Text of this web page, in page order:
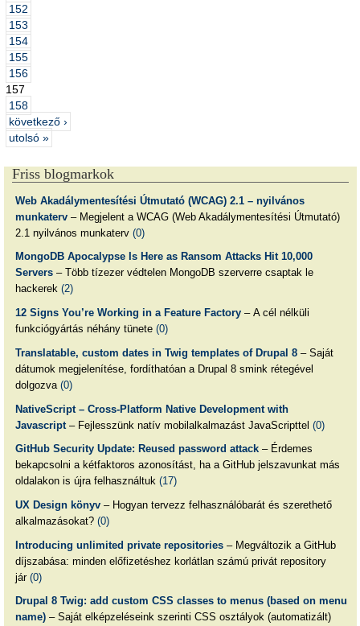
152
153
154
155
156
157
158
következő ›
utolsó »
Friss blogmarkok
Web Akadálymentesítési Útmutató (WCAG) 2.1 – nyilvános
munkaterv– Megjelent a WCAG (Web Akadálymentesítési Útmutató)
2.1 nyilvános munkaterv (0)
MongoDB Apocalypse Is Here as Ransom Attacks Hit 10,000
Servers– Több tízezer védtelen MongoDB szerverre csaptak le
hackerek (2)
12 Signs You’re Working in a Feature Factory– A cél nélküli
funkciógyártás néhány tünete (0)
Translatable, custom dates in Twig templates of Drupal 8– Saját
dátumok megjelenítése, fordíthatóan a Drupal 8 smink rétegével
dolgozva (0)
NativeScript – Cross-Platform Native Development with
Javascript– Fejlesszünk natív mobilalkalmazást JavaScripttel (0)
GitHub Security Update: Reused password attack– Érdemes
bekapcsolni a kétfaktoros azonosítást, ha a GitHub jelszavunkat más
oldalakon is újra felhasználtuk (17)
UX Design könyv– Hogyan tervezz felhasználóbarát és szerethető
alkalmazásokat? (0)
Introducing unlimited private repositories– Megváltozik a GitHub
díjszabása: minden előfizetéshez korlátlan számú privát repository
jár (0)
Drupal 8 Twig: add custom CSS classes to menus (based on menu
name)– Saját elképzeléseink szerinti CSS osztályok (automatizált)